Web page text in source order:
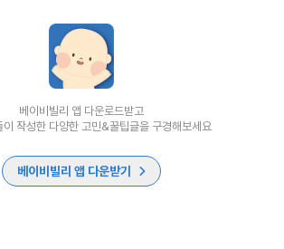
베이비빌리 앱 다운로드받고
이 작성한 다양한 고민&꿀팁글을 구경해보세요
베이비빌리 앱 다운받기